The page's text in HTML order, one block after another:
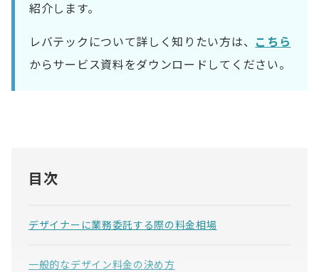
紹介します。
レバテックについて詳しく知りたい方は、 こちら
からサービス資料をダウンロードしてください。
目次
デザイナーに業務委託する際の料金相場
一般的なデザイン料金の決め方